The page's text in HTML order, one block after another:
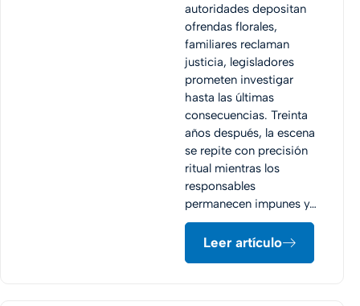
autoridades depositan
ofrendas florales,
familiares reclaman
justicia, legisladores
prometen investigar
hasta las últimas
consecuencias. Treinta
años después, la escena
se repite con precisión
ritual mientras los
responsables
permanecen impunes y…
Leer artículo